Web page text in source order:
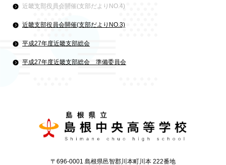
近畿支部役員会開催(支部だよりNO.4)
近畿支部役員会開催(支部だよりNO.3)
平成27年度近畿支部総会
平成27年度近畿支部総会 準備委員会
〒696-0001 島根県邑智郡川本町川本 222番地